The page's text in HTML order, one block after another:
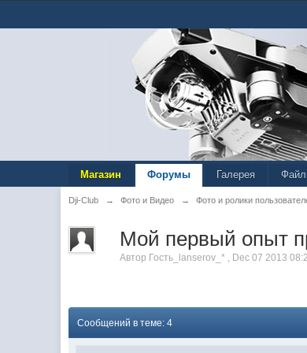
Магазин Форумы Галерея
Dji-Club → Фото и Видео → Фото и ролики
Мой первый опыт
Автор Гость_lanserov_* , Dec 07 2013
Сообщений в теме: 4